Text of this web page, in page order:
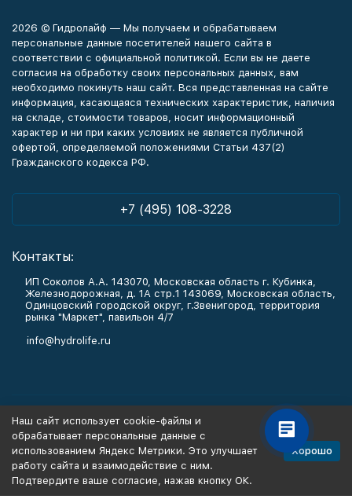
2026 © Гидролайф — Мы получаем и обрабатываем
персональные данные посетителей нашего сайта в
соответствии с официальной политикой. Если вы не даете
согласия на обработку своих персональных данных, вам
необходимо покинуть наш сайт. Вся представленная на сайте
информация, касающаяся технических характеристик, наличия
на складе, стоимости товаров, носит информационный
характер и ни при каких условиях не является публичной
офертой, определяемой положениями Статьи 437(2)
Гражданского кодекса РФ.
+7 (495) 108-3228
Контакты:
ИП Соколов А.А. 143070, Московская область г. Кубинка,
Железнодорожная, д. 1А стр.1 143069, Московская область,
Одинцовский городской округ, г.Звенигород, территория
рынка "Маркет", павильон 4/7
info@hydrolife.ru
Информация
Наш сайт использует cookie-файлы и
обрабатывает персональные данные с
использованием Яндекс Метрики. Это улучшает
работу сайта и взаимодействие с ним.
Подтвердите ваше согласие, нажав кнопку ОК.
Хорошо